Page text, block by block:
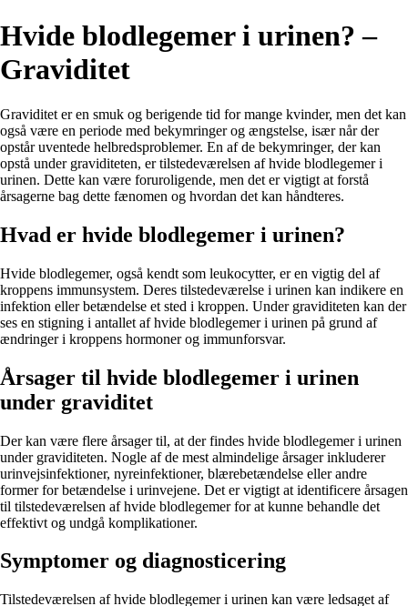
Hvide blodlegemer i urinen? –
Graviditet
Graviditet er en smuk og berigende tid for mange kvinder, men det kan
også være en periode med bekymringer og ængstelse, især når der
opstår uventede helbredsproblemer. En af de bekymringer, der kan
opstå under graviditeten, er tilstedeværelsen af hvide blodlegemer i
urinen. Dette kan være foruroligende, men det er vigtigt at forstå
årsagerne bag dette fænomen og hvordan det kan håndteres.
Hvad er hvide blodlegemer i urinen?
Hvide blodlegemer, også kendt som leukocytter, er en vigtig del af
kroppens immunsystem. Deres tilstedeværelse i urinen kan indikere en
infektion eller betændelse et sted i kroppen. Under graviditeten kan der
ses en stigning i antallet af hvide blodlegemer i urinen på grund af
ændringer i kroppens hormoner og immunforsvar.
Årsager til hvide blodlegemer i urinen
under graviditet
Der kan være flere årsager til, at der findes hvide blodlegemer i urinen
under graviditeten. Nogle af de mest almindelige årsager inkluderer
urinvejsinfektioner, nyreinfektioner, blærebetændelse eller andre
former for betændelse i urinvejene. Det er vigtigt at identificere årsagen
til tilstedeværelsen af hvide blodlegemer for at kunne behandle det
effektivt og undgå komplikationer.
Symptomer og diagnosticering
Tilstedeværelsen af hvide blodlegemer i urinen kan være ledsaget af